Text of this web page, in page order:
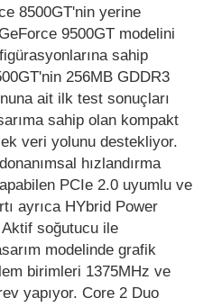
8500GT'nin yerine
9500GT modelini
sahip
256MB GDDR3
ait ilk test sonuçları
sahip olan kompakt
veri yolunu destekliyor.
hızlandırma
PCIe 2.0 uyumlu ve
ayrıca HYbrid Power
soğutucu ile
modelinde grafik
birimleri 1375MHz ve
yapıyor. Core 2 Duo